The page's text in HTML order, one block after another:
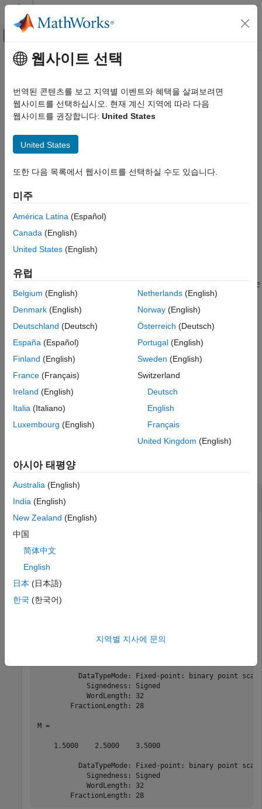
콘텐츠로 바로 가기
오프캔버스 탐색 메뉴 토글
문서 홈
FPGA, ASIC 및 SoC 개발
Fixed-Point Designer
고정소수점 사양
고정소수점 수학 함수
mean
이 페이지 내용
구문
입력 인수
확장 기능
버전 내역
참고 항목
주요 콘텐츠
mean
고정소수점 배열의 평균 또는 평균값
구문
M = mean(A,dim)
설명
배열A 의 평균값을 계산합니다.
예제
M= mean(
평균값을 계산합니다.dim은 2의 거듭제곱 기울기와 편향 0을 갖는
실수 값의 양의 정수여야 합니다.
은 고정소수점 입력 배열
numerictype 속성을 갖습니다.
입력 배열A에 로컬
가 있는 경우 이 함수는 중간 계산에
A가 빈 고정소수점 배열(값 = )이면 출력 배열의 값은 0입니다.
모두 축소
행렬을 생성하고 각 열의 평균을 계산합니다.
있는fi
A = fi([0 1 2; 3 4 5],1,32);
M = mean(A)
     0     1     2
DataTypeMode: Fixed-point: binary point
            Signedness: Signed
            WordLength: 32
        FractionLength: 28
M =
    1.5000    2.5000    3.5000
DataTypeMode: Fixed-point: binary point
            Signedness: Signed
            WordLength: 32
        FractionLength: 28
웹사이트 선택
번역된 콘텐츠를 보고 지역별 이벤트와 혜택을 살펴보려면
웹사이트를 선택하십시오. 현재 계신 지역에 따라 다음
웹사이트를 권장합니다: United States
United States
또한 다음 목록에서 웹사이트를 선택하실 수도 있습니다.
미주
América Latina (Español)
Canada (English)
United States (English)
유럽
Belgium (English)
Denmark (English)
Deutschland (Deutsch)
España (Español)
Finland (English)
France (Français)
Ireland (English)
Italia (Italiano)
Luxembourg (English)
Netherlands(English)
Norway(English)
Österreich (Deutsch)
Portugal(English)
Sweden (English)
Switzerland
Deutsch
English
Français
United Kingdom (English)
아시아 태평양
Australia (English)
India (English)
New Zealand (English)
中国
简体中文
English
日本 (日本語)
한국 (한국어)
지역별 지사에 문의